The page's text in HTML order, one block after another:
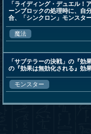
「ライディング・デュエル！
ーンブロックの処理時に、自
合、「シンクロン」モンスタ
魔法
「サブテラーの決戦」の『効
の『効果は無効化される』効
モンスター